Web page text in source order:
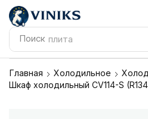
Поиск плита
Главная Холодильное
Шкаф холодильный СV114-S